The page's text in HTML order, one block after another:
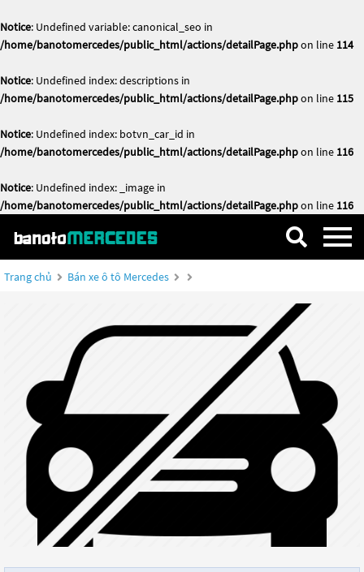
Notice: Undefined variable: canonical_seo in
/home/banotomercedes/public_html/actions/detailPage.phpon line 114
Notice: Undefined index: descriptions in
/home/banotomercedes/public_html/actions/detailPage.phpon line 115
Notice: Undefined index: botvn_car_id in
/home/banotomercedes/public_html/actions/detailPage.phpon line 116
Notice: Undefined index: _image in
/home/banotomercedes/public_html/actions/detailPage.phpon line 116
Trang chủ Bán xe ô tô Mercedes